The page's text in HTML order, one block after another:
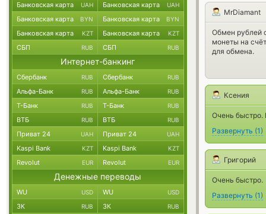
MrDiamant
Обмен рублей
монеты на
для обмена.
Ксения
Очень быстро.
Развернуть (1)
Григорий
Очень быстро.
Развернуть (1)
Банковская карта UAH Банковская карта UAH
Банковская карта BYN Банковская карта BYN
Банковская карта KZT Банковская карта KZT
СБП RUB СБП RUB
Интернет-банкинг
Сбербанк RUB Сбербанк RUB
Альфа-Банк RUB Альфа-Банк RUB
Т-Банк RUB Т-Банк RUB
ВТБ RUB ВТБ RUB
Приват 24 UAH Приват 24 UAH
Kaspi Bank KZT Kaspi Bank KZT
Revolut EUR Revolut EUR
Денежные переводы
WU USD WU USD
ЗК RUB ЗК RUB